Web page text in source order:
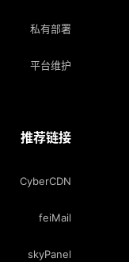
私有部署
平台维护
推荐链接
CyberCDN
feiMail
skyPanel